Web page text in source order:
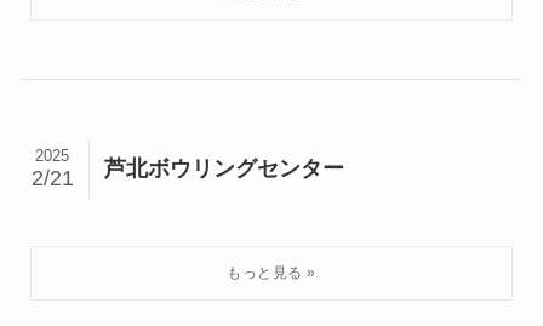
芦北ボウリングセンター
2025
2/21